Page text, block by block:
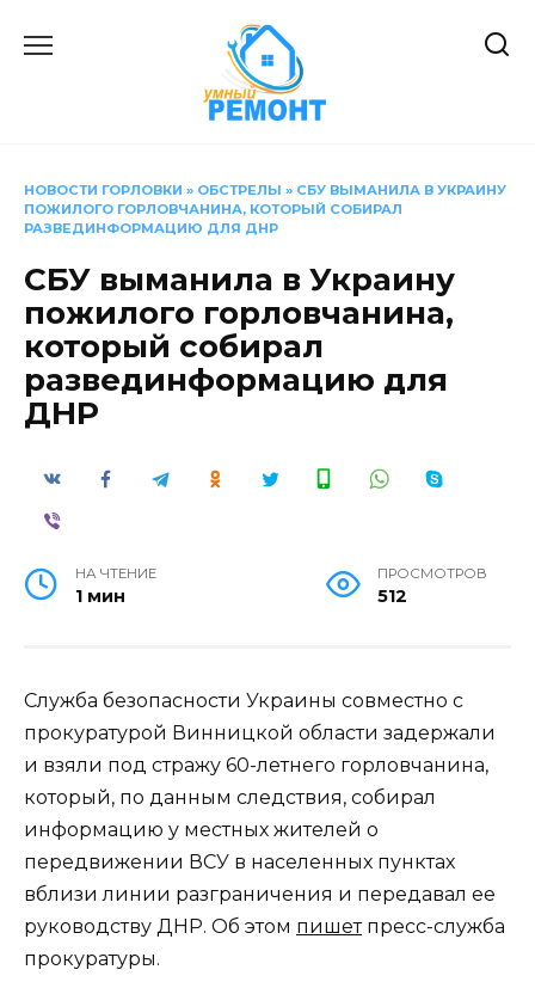
НОВОСТИ ГОРЛОВКИ » ОБСТРЕЛЫ » СБУ ВЫМАНИЛА В УКРАИНУ
ПОЖИЛОГО ГОРЛОВЧАНИНА, КОТОРЫЙ СОБИРАЛ
РАЗВЕДИНФОРМАЦИЮ ДЛЯ ДНР
СБУ выманила в Украину
пожилого горловчанина,
который собирал
развединформацию для
ДНР
НА ЧТЕНИЕ
1 мин
ПРОСМОТРОВ
512
Служба безопасности Украины совместно с
прокуратурой Винницкой области задержали
и взяли под стражу 60-летнего горловчанина,
который, по данным следствия, собирал
информацию у местных жителей о
передвижении ВСУ в населенных пунктах
вблизи линии разграничения и передавал ее
руководству ДНР. Об этом пишетпресс-служба
прокуратуры.